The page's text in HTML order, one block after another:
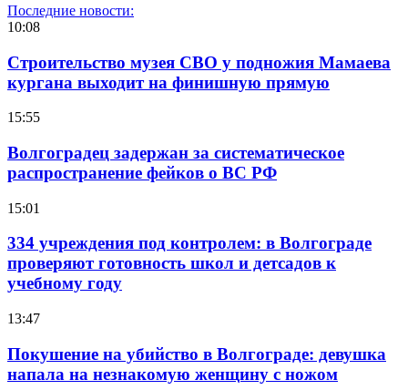
Последние новости:
10:08
Строительство музея СВО у подножия Мамаева
кургана выходит на финишную прямую
15:55
Волгоградец задержан за систематическое
распространение фейков о ВС РФ
15:01
334 учреждения под контролем: в Волгограде
проверяют готовность школ и детсадов к
учебному году
13:47
Покушение на убийство в Волгограде: девушка
напала на незнакомую женщину с ножом